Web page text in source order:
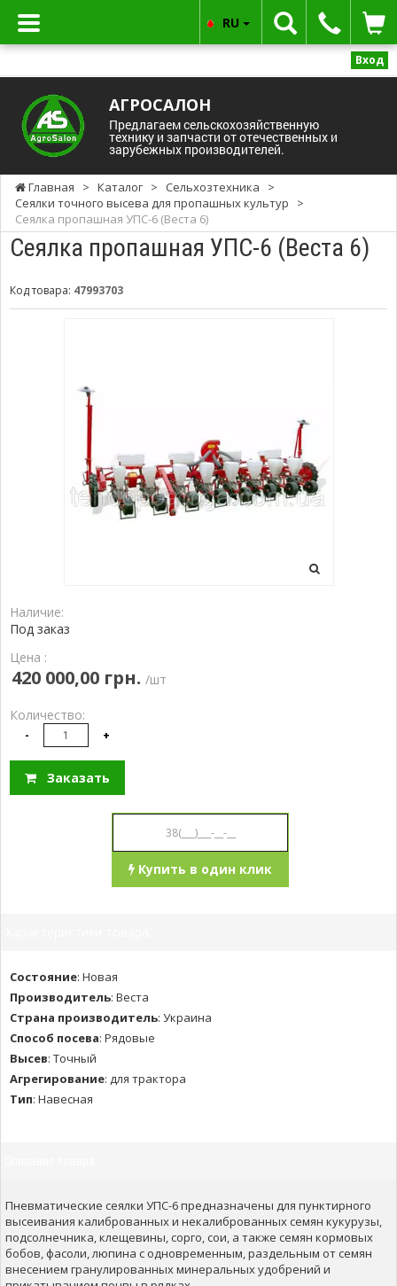
Вход
АГРОСАЛОН
Предлагаем сельскохозяйственную
технику и запчасти от отечественных и
зарубежных производителей.
RU
Главная > Каталог > Сельхозтехника
>
Сеялки точного высева для пропашных культур
>
Сеялка пропашная УПС-6 (Веста 6)
Сеялка пропашная УПС-6 (Веста 6)
Код товара: 47993703
Наличие:
Под заказ
Цена :
420 000,00 грн. /шт
Количество:
- +
Заказать
Купить в один клик
Состояние: Новая
Производитель: Веста
Страна производитель: Украина
Способ посева: Рядовые
Высев: Точный
Агрегирование: для трактора
Тип: Навесная
Пневматические сеялки УПС-6 предназначены для пунктирного
высеивания калиброванных и некалиброванных семян кукурузы,
подсолнечника, клещевины, сорго, сои, а также семян кормовых
бобов, фасоли, люпина с одновременным, раздельным от семян
внесением гранулированных минеральных удобрений и